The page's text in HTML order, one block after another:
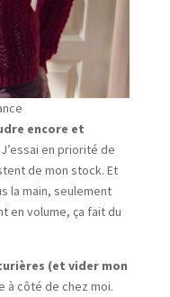
encore et
en priorité de
de mon stock. Et
la main, seulement
en volume, ça fait du
(et vider mon
à côté de chez moi.